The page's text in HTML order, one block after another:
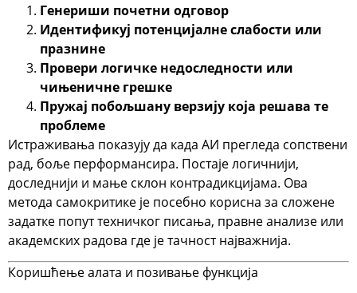
Генериши почетни одговор
Идентификуј потенцијалне слабости или
празнине
Провери логичке недоследности или
чињеничне грешке
Пружај побољшану верзију која решава те
проблеме
Истраживања показују да када АИ прегледа сопствени
рад, боље перформансира. Постаје логичнији,
доследнији и мање склон контрадикцијама. Ова
метода самокритике је посебно корисна за сложене
задатке попут техничког писања, правне анализе или
академских радова где је тачност најважнија.
Коришћење алата и позивање функција